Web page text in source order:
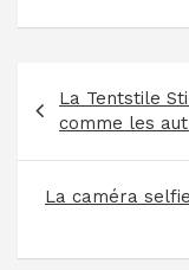
de
l’article
La Tentstile
comme les
La caméra